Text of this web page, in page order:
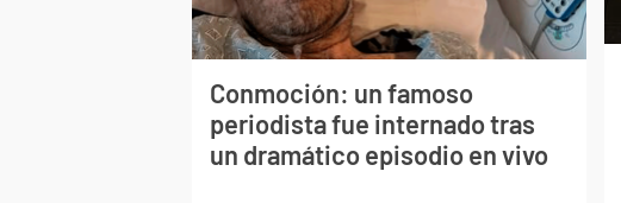
Conmoción: un famoso
periodista fue internado tras
un dramático episodio en vivo